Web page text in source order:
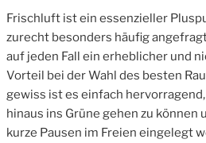
Frischluft ist ein essenzieller
zurecht besonders häufig
auf jeden Fall ein erheblicher und
Vorteil bei der Wahl des besten
gewiss ist es einfach
hinaus ins Grüne gehen zu können
kurze Pausen im Freien eingelegt